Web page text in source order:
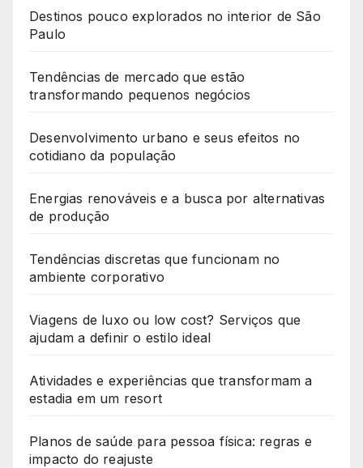
Destinos pouco explorados no interior de São
Paulo
Tendências de mercado que estão
transformando pequenos negócios
Desenvolvimento urbano e seus efeitos no
cotidiano da população
Energias renováveis e a busca por alternativas
de produção
Tendências discretas que funcionam no
ambiente corporativo
Viagens de luxo ou low cost? Serviços que
ajudam a definir o estilo ideal
Atividades e experiências que transformam a
estadia em um resort
Planos de saúde para pessoa física: regras e
impacto do reajuste